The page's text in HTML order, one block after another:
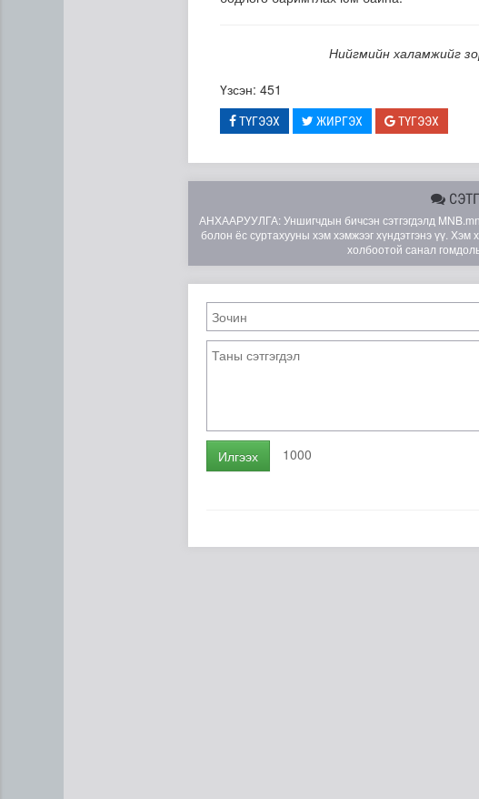
Туул гол дээгүүр 476 метр урт гүүр
Нийгмийн халамжийг
Үзсэн: 451
ТҮГЭЭХ ЖИРГЭХ ТҮГЭЭХ
АНХААРУУЛГА: Уншигчдын бичсэн сэтгэгдэлд MNB.mn
болон ёс суртахууны хэм хэмжээг хүндэтгэнэ үү. Хэм
холбоотой санал
Илгээх 1000